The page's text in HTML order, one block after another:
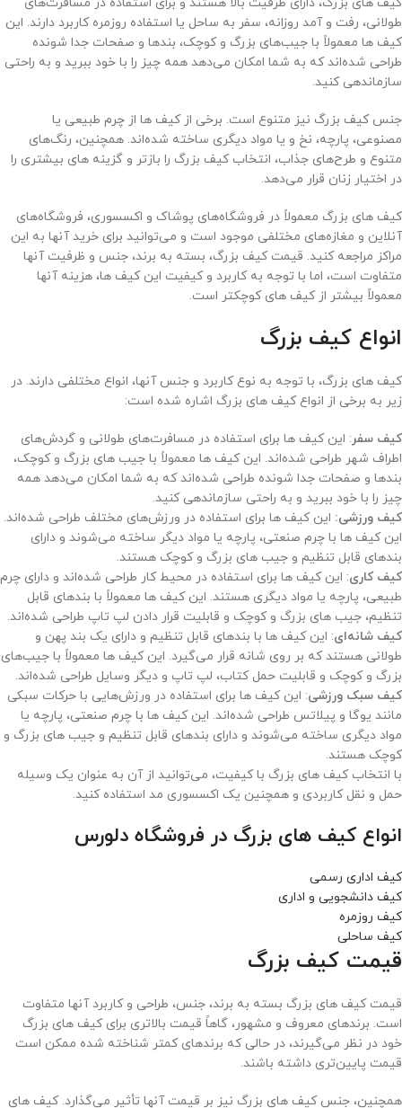
طولانی، رفت و آمد روزانه، سفر به ساحل یا استفاده روزمره کاربرد دارند. این
کیف ها معمولاً با جیب‌های بزرگ و کوچک، بندها و صفحات جدا شونده
طراحی شده‌اند که به شما امکان می‌دهد همه چیز را با خود ببرید و به راحتی
سازماندهی کنید.
جنس کیف بزرگ نیز متنوع است. برخی از کیف ها از چرم طبیعی یا
مصنوعی، پارچه، نخ و یا مواد دیگری ساخته شده‌اند. همچنین، رنگ‌های
متنوع و طرح‌های جذاب، انتخاب کیف بزرگ را بازتر و گزینه های بیشتری را
در اختیار زنان قرار می‌دهد.
کیف های بزرگ معمولاً در فروشگاه‌های پوشاک و اکسسوری، فروشگاه‌های
آنلاین و مغازه‌های مختلفی موجود است و می‌توانید برای خرید آنها به این
مراکز مراجعه کنید. قیمت کیف بزرگ، بسته به برند، جنس و ظرفیت آنها
متفاوت است، اما با توجه به کاربرد و کیفیت این کیف ها، هزینه آنها
معمولاً بیشتر از کیف های کوچکتر است.
انواع کیف بزرگ
کیف های بزرگ، با توجه به نوع کاربرد و جنس آنها، انواع مختلفی دارند. در
زیر به برخی از انواع کیف های بزرگ اشاره شده است:
کیف سفر: این کیف ها برای استفاده در مسافرت‌های طولانی و گردش‌های
اطراف شهر طراحی شده‌اند. این کیف ها معمولاً با جیب های بزرگ و کوچک،
بندها و صفحات جدا شونده طراحی شده‌اند که به شما امکان می‌دهد همه
چیز را با خود ببرید و به راحتی سازماندهی کنید.
کیف ورزشی: این کیف ها برای استفاده در ورزش‌های مختلف طراحی شده‌اند.
این کیف ها با چرم صنعتی، پارچه یا مواد دیگر ساخته می‌شوند و دارای
بندهای قابل تنظیم و جیب های بزرگ و کوچک هستند.
کیف کاری: این کیف ها برای استفاده در محیط کار طراحی شده‌اند و دارای چرم
طبیعی، پارچه یا مواد دیگری هستند. این کیف ها معمولاً با بندهای قابل
تنظیم، جیب های بزرگ و کوچک و قابلیت قرار دادن لپ تاپ طراحی شده‌اند.
کیف شانه‌ای: این کیف ها با بندهای قابل تنظیم و دارای یک بند پهن و
طولانی هستند که بر روی شانه قرار می‌گیرد. این کیف ها معمولاً با جیب‌های
بزرگ و کوچک و قابلیت حمل کتاب، لپ تاپ و دیگر وسایل طراحی شده‌اند.
کیف سبک ورزشی: این کیف ها برای استفاده در ورزش‌هایی با حرکات سبکی
مانند یوگا و پیلاتس طراحی شده‌اند. این کیف ها با چرم صنعتی، پارچه یا
مواد دیگری ساخته می‌شوند و دارای بندهای قابل تنظیم و جیب های بزرگ و
کوچک هستند.
با انتخاب کیف های بزرگ با کیفیت، می‌توانید از آن به عنوان یک وسیله
حمل و نقل کاربردی و همچنین یک اکسسوری مد استفاده کنید.
انواع کیف های بزرگ در فروشگاه دلورس
کیف اداری رسمی
کیف دانشجویی و اداری
کیف روزمره
کیف ساحلی
قیمت کیف بزرگ
قیمت کیف های بزرگ بسته به برند، جنس، طراحی و کاربرد آنها متفاوت
است. برندهای معروف و مشهور، گاهاً قیمت بالاتری برای کیف های بزرگ
خود در نظر می‌گیرند، در حالی که برندهای کمتر شناخته شده ممکن است
قیمت پایین‌تری داشته باشند.
همچنین، جنس کیف های بزرگ نیز بر قیمت آنها تأثیر می‌گذارد. کیف های